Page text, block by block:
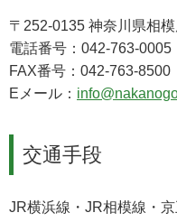
〒252-0135 神奈川県相
電話番号：042-763-0005
FAX番号：042-763-8500
Eメール：
交通手段
JR横浜線・JR相模線